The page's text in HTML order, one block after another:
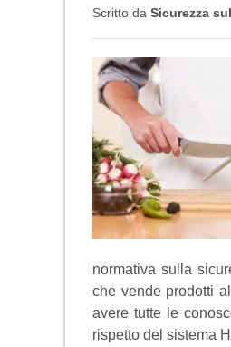
Scritto da Sicurezza
normativa sulla
che vende prodotti
avere tutte le
rispetto del sistema